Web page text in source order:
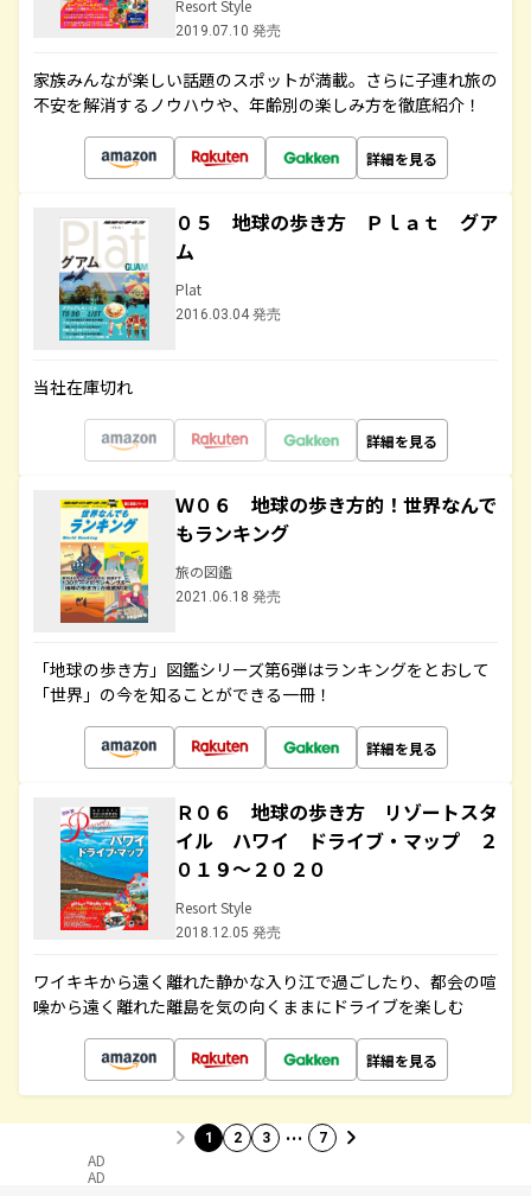
Resort Style
2019.07.10 発売
家族みんなが楽しい話題のスポットが満載。さらに子連れ旅の
不安を解消するノウハウや、年齢別の楽しみ方を徹底紹介！
詳細を見る
０５ 地球の歩き方 Ｐｌａｔ グア
ム
Plat
2016.03.04 発売
当社在庫切れ
詳細を見る
Ｗ０６ 地球の歩き方的！世界なんで
もランキング
旅の図鑑
2021.06.18 発売
「地球の歩き方」図鑑シリーズ第6弾はランキングをとおして
「世界」の今を知ることができる一冊！
詳細を見る
Ｒ０６ 地球の歩き方 リゾートスタ
イル ハワイ ドライブ・マップ ２
０１９～２０２０
Resort Style
2018.12.05 発売
ワイキキから遠く離れた静かな入り江で過ごしたり、都会の喧
噪から遠く離れた離島を気の向くままにドライブを楽しむ
詳細を見る
1 2 3 … 7
AD
AD